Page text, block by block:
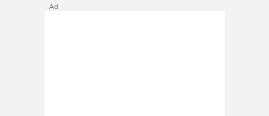
Ad